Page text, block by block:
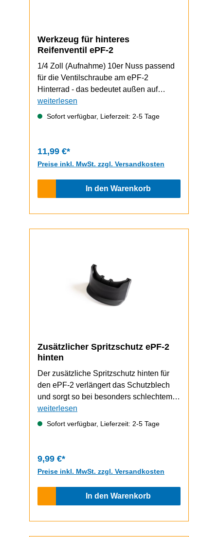
Werkzeug für hinteres
Reifenventil ePF-2
1/4 Zoll (Aufnahme) 10er Nuss passend
für die Ventilschraube am ePF-2
Hinterrad - das bedeutet außen auf
12,3mm abgedreht auf einer Länge von
12mm. Das Werkzeug erleichtert das
einmal ausverkauft sein (wir drehen die
Schlitzschraubendrehern die Mutter
weiterlesen
Sofort verfügbar, Lieferzeit: 2-5 Tage
11,99 €*
Preise inkl. MwSt. zzgl. Versandkosten
In den Warenkorb
Zusätzlicher Spritzschutz ePF-2
hinten
Der zusätzliche Spritzschutz hinten für
den ePF-2 verlängert das Schutzblech
und sorgt so bei besonders schlechtem
Wetter für zusätzlichen Schutz vor
Spritzwasser. Der Spritzschutz wird
weiterlesen
Sofort verfügbar, Lieferzeit: 2-5 Tage
9,99 €*
Preise inkl. MwSt. zzgl. Versandkosten
In den Warenkorb